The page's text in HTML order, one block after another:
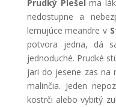
Prudký Plešel ma
nedostupne a
lemujúce meandre v
potvora jedna, dá
jednoduché. Prudké
jari do jesene zas na
malinčia. Jeden
kostrči alebo vybitý